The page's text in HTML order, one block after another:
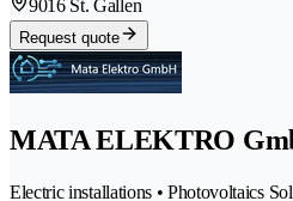
9016 St. Gallen
Request quote
MATA ELEKTRO
Electric installations • Photovoltaics